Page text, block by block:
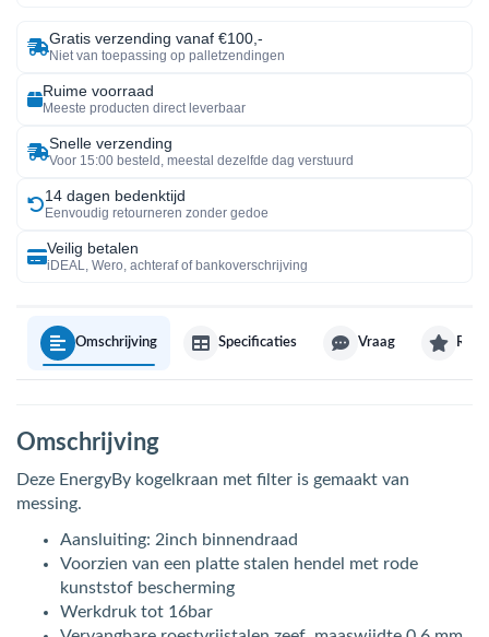
Gratis verzending vanaf €100,-
Niet van toepassing op palletzendingen
Ruime voorraad
Meeste producten direct leverbaar
Snelle verzending
Voor 15:00 besteld, meestal dezelfde dag verstuurd
14 dagen bedenktijd
Eenvoudig retourneren zonder gedoe
Veilig betalen
iDEAL, Wero, achteraf of bankoverschrijving
Omschrijving Specificaties Vraag
Omschrijving
Deze EnergyBy kogelkraan met filter is gemaakt van
messing.
Aansluiting: 2inch binnendraad
Voorzien van een platte stalen hendel met rode
kunststof bescherming
Werkdruk tot 16bar